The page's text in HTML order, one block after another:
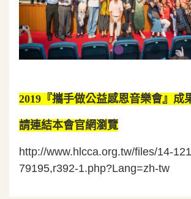
2019『攜手做公益感恩音樂會』成
請連結本會官網瀏覽
http://www.hlcca.org.tw/files/14-
79195,r392-1.php?Lang=zh-tw